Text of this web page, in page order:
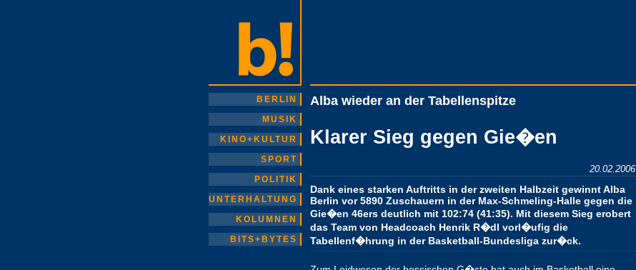
BERLIN
MUSIK
KINO+KULTUR
SPORT
POLITIK
UNTERHALTUNG
KOLUMNEN
BITS+BYTES
Alba wieder an der Tabellenspitze
Klarer Sieg gegen Gie�en
20.02.2006
Dank eines starken Auftritts in der zweiten Halbzeit gewinnt Alba
Berlin vor 5890 Zuschauern in der Max-Schmeling-Halle gegen die
Gie�en 46ers deutlich mit 102:74 (41:35). Mit diesem Sieg erobert
das Team von Headcoach Henrik R�dl vorl�ufig die
Tabellenf�hrung in der Basketball-Bundesliga zur�ck.